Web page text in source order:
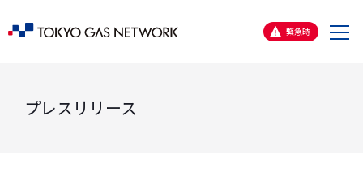
緊急時
メ
プレスリリース